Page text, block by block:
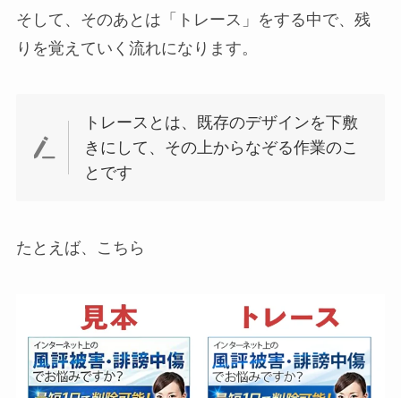
そして、そのあとは「トレース」をする中で、残
りを覚えていく流れになります。
トレースとは、既存のデザインを下敷
きにして、その上からなぞる作業のこ
とです
たとえば、こちら